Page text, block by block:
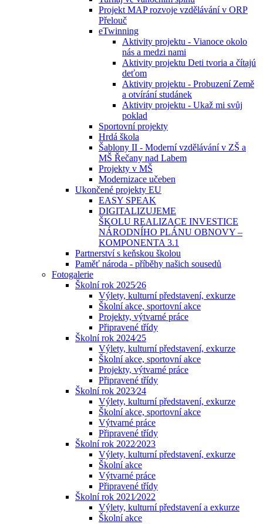
Projekt MAP rozvoje vzdělávání v ORP
Přelouč
eTwinning
Aktivity projektu - Vianoce okolo
nás a medzi nami
Aktivity projektu Deti tvoria a čítajú
deťom
Aktivity projektu - Probuzení Země
a otvírání studánek
Aktivity projektu - Ukaž mi svůj
poklad
Sportovní projekty
Hrdá škola
Šablony II - Moderní vzdělávání v ZŠ a
MŠ Řečany nad Labem
Projekty v MŠ
Modernizace učeben
Ukončené projekty EU
EASY SPEAK
DIGITALIZUJEME
ŠKOLU REALIZACE INVESTICE
NÁRODNÍHO PLÁNU OBNOVY –
KOMPONENTA 3.1
Partnerství s keňskou školou
Paměť národa - příběhy našich sousedů
Fotogalerie
Školní rok 2025⁄26
Výlety, kulturní představení, exkurze
Školní akce, sportovní akce
Projekty, výtvarné práce
Připravené třídy
Školní rok 2024⁄25
Výlety, kulturní představení, exkurze
Školní akce, sportovní akce
Projekty, výtvarné práce
Připravené třídy
Školní rok 2023⁄24
Výlety, kulturní představení, exkurze
Školní akce, sportovní akce
Výtvarné práce
Připravené třídy
Školní rok 2022⁄2023
Výlety, kulturní představení, exkurze
Školní akce
Výtvarné práce
Připravené třídy
Školní rok 2021⁄2022
Výlety, kulturní představení a exkurze
Školní akce